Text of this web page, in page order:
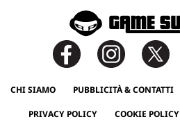
CHI SIAMO PUBBLICITÀ & CONTATTI
PRIVACY POLICY COOKIE POLICY